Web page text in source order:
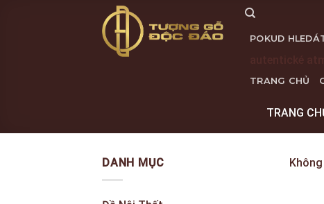
POKUD
TRANG CHỦ
TRANG
DANH MỤC